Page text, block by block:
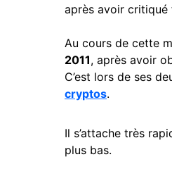
après avoir critiqué
Au cours de cette
2011, après avoir
C’est lors de ses
cryptos.
Il s’attache très
plus bas.